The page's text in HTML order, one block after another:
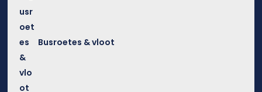
Busroetes & vloot